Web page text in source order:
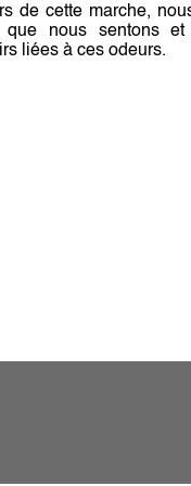
de cette marche,
que nous sentons
liées à ces odeurs.